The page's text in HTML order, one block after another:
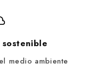
medio ambiente